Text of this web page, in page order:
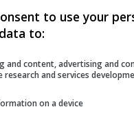
to use your
data to:
and content, advertising and
research and services
on a device